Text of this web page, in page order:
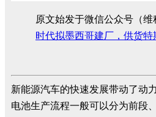
原文始发于微信公众号（维
时代拟墨西哥建厂，供货特
新能源汽车的快速发展带动了动
电池生产流程一般可以分为前段